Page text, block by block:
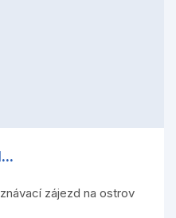
zájezd na ostrov